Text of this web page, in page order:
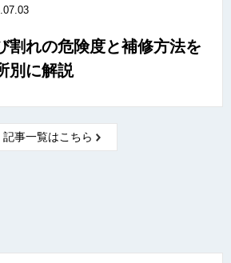
割れの危険度と補修方法を
別に解説
記事一覧はこちら